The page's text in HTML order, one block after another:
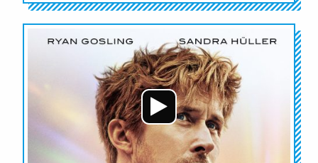
Audio-
Player